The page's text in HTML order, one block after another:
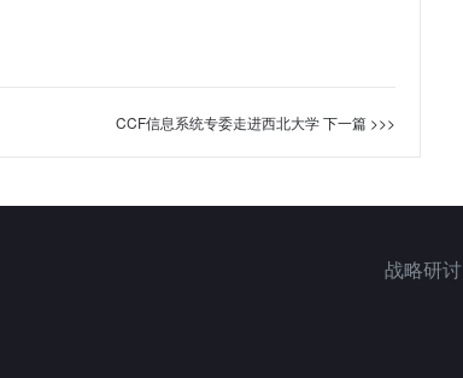
CCF信息系统专委走进西北大学下一篇 >>>
战略研讨